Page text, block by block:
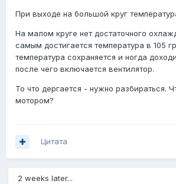
При выходе на большой круг
На малом круге нет достаточного
самым достигается температура в 105
температура сохраняется и ногда
после чего включается вентилятор.
То что дергается - нужно разбираться.
мотором?
Цитата
2 weeks later...